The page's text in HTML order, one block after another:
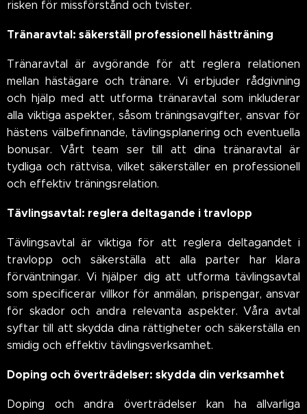
risken för missförstånd och tvister.
Tränaravtal: säkerställ professionell hästträning
Tränaravtal är avgörande för att reglera relationen
mellan hästägare och tränare. Vi erbjuder rådgivning
och hjälp med att utforma tränaravtal som inkluderar
alla viktiga aspekter, såsom träningsavgifter, ansvar för
hästens välbefinnande, tävlingsplanering och eventuella
bonusar. Vårt team ser till att dina tränaravtal är
tydliga och rättvisa, vilket säkerställer en professionell
och effektiv träningsrelation.
Tävlingsavtal: reglera deltagande i travlopp
Tävlingsavtal är viktiga för att reglera deltagandet i
travlopp och säkerställa att alla parter har klara
förväntningar. Vi hjälper dig att utforma tävlingsavtal
som specificerar villkor för anmälan, prispengar, ansvar
för skador och andra relevanta aspekter. Våra avtal
syftar till att skydda dina rättigheter och säkerställa en
smidig och effektiv tävlingsverksamhet.
Doping och överträdelser: skydda din verksamhet
Doping och andra överträdelser kan ha allvarliga